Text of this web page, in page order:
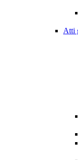
Atti